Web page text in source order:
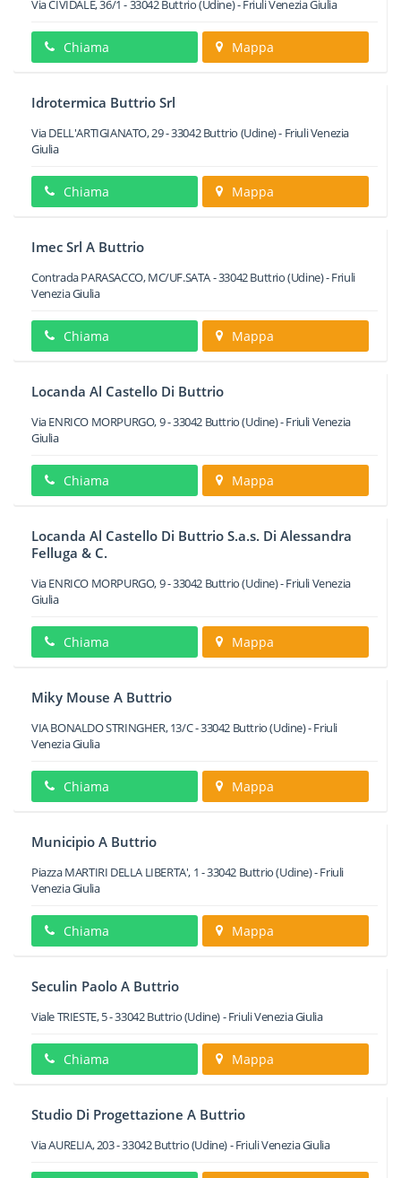
Via CIVIDALE, 36/1 -33042Buttrio(Udine) -Friuli Venezia Giulia
Chiama Mappa
Idrotermica Buttrio Srl
Via DELL'ARTIGIANATO, 29-33042 Buttrio (Udine) - Friuli Venezia
Giulia
Chiama Mappa
Imec Srl A Buttrio
Contrada PARASACCO, MC/UF.SATA-33042Buttrio(Udine) -Friuli
Venezia Giulia
Chiama Mappa
Locanda Al Castello Di Buttrio
Via ENRICO MORPURGO, 9-33042 Buttrio(Udine) -Friuli Venezia
Giulia
Chiama Mappa
Locanda Al Castello Di Buttrio S.a.s. Di Alessandra
Felluga & C.
Via ENRICO MORPURGO, 9-33042 Buttrio(Udine) -Friuli Venezia
Giulia
Chiama Mappa
Miky Mouse A Buttrio
VIA BONALDO STRINGHER, 13/C-33042 Buttrio(Udine) -Friuli
Venezia Giulia
Chiama Mappa
Municipio A Buttrio
Piazza MARTIRI DELLA LIBERTA', 1 -33042 Buttrio(Udine) -Friuli
Venezia Giulia
Chiama Mappa
Seculin Paolo A Buttrio
Viale TRIESTE, 5-33042Buttrio(Udine) -Friuli Venezia Giulia
Chiama Mappa
Studio Di Progettazione A Buttrio
Via AURELIA, 203-33042Buttrio(Udine) -Friuli Venezia Giulia